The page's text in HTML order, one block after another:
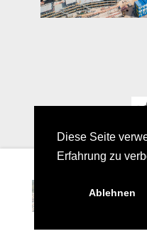
Diese Seite
Erfahrung zu
Ablehnen